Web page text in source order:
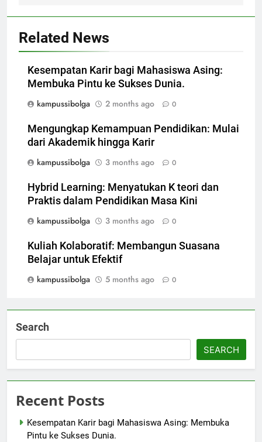
Related News
Kesempatan Karir bagi Mahasiswa Asing:
Membuka Pintu ke Sukses Dunia.
kampussibolga
2 months ago 0
Mengungkap Kemampuan Pendidikan: Mulai
dari Akademik hingga Karir
kampussibolga
3 months ago 0
Hybrid Learning: Menyatukan K teori dan
Praktis dalam Pendidikan Masa Kini
kampussibolga
3 months ago 0
Kuliah Kolaboratif: Membangun Suasana
Belajar untuk Efektif
kampussibolga
5 months ago 0
Search
SEARCH
Recent Posts
Kesempatan Karir bagi Mahasiswa Asing: Membuka
Pintu ke Sukses Dunia.